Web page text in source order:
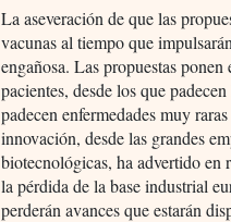
La aseveración de que las
vacunas al tiempo que
engañosa. Las propuestas
pacientes, desde los que
padecen enfermedades muy
innovación, desde las grandes
biotecnológicas, ha advertido en
la pérdida de la base industrial
perderán avances que estarán